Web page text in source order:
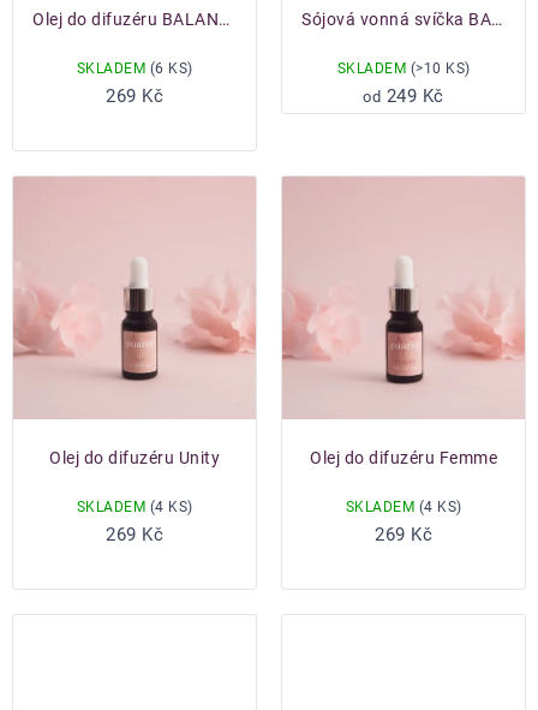
Olej do difuzéru BALANCED
SKLADEM (6 KS)
269 Kč
Do košíku
Sójová vonná svíčka BALANCED
SKLADEM (>10 KS)
od 249 Kč
Olej do difuzéru Unity
SKLADEM (4 KS)
269 Kč
Do košíku
Olej do difuzéru Femme
SKLADEM (4 KS)
269 Kč
Do košíku